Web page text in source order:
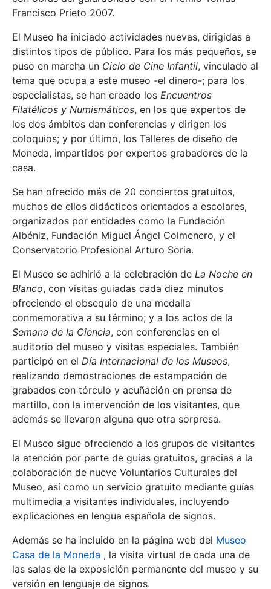
Francisco Prieto 2007.
El Museo ha iniciado actividades nuevas, dirigidas a
distintos tipos de público. Para los más pequeños, se
puso en marcha un Ciclo de Cine Infantil, vinculado al
tema que ocupa a este museo -el dinero-; para los
especialistas, se han creado los Encuentros
Filatélicos y Numismáticos, en los que expertos de
los dos ámbitos dan conferencias y dirigen los
coloquios; y por último, los Talleres de diseño de
Moneda, impartidos por expertos grabadores de la
casa.
Se han ofrecido más de 20 conciertos gratuitos,
muchos de ellos didácticos orientados a escolares,
organizados por entidades como la Fundación
Albéniz, Fundación Miguel Ángel Colmenero, y el
Conservatorio Profesional Arturo Soria.
El Museo se adhirió a la celebración de La Noche en
Blanco, con visitas guiadas cada diez minutos
ofreciendo el obsequio de una medalla
conmemorativa a su término; y a los actos de la
Semana de la Ciencia, con conferencias en el
auditorio del museo y visitas especiales. También
participó en el Día Internacional de los Museos,
realizando demostraciones de estampación de
grabados con tórculo y acuñación en prensa de
martillo, con la intervención de los visitantes, que
además se llevaron alguna que otra sorpresa.
El Museo sigue ofreciendo a los grupos de visitantes
la atención por parte de guías gratuitos, gracias a la
colaboración de nueve Voluntarios Culturales del
Museo, así como un servicio gratuito mediante guías
multimedia a visitantes individuales, incluyendo
explicaciones en lengua española de signos.
Además se ha incluido en la página web del Museo
Casa de la Moneda , la visita virtual de cada una de
las salas de la exposición permanente del museo y su
versión en lenguaje de signos.